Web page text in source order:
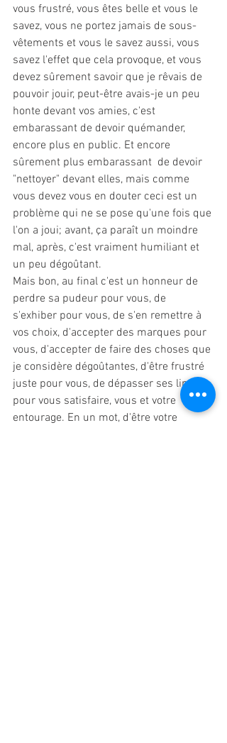
vous frustré, vous êtes belle et vous le
savez, vous ne portez jamais de sous-
vêtements et vous le savez aussi, vous
savez l'effet que cela provoque, et vous
devez sûrement savoir que je rêvais de
pouvoir jouir, peut-être avais-je un peu
honte devant vos amies, c'est
embarassant de devoir quémander,
encore plus en public. Et encore
sûrement plus embarassant  de devoir
"nettoyer" devant elles, mais comme
vous devez vous en douter ceci est un
problème qui ne se pose qu'une fois que
l'on a joui; avant, ça paraît un moindre
mal, après, c'est vraiment humiliant et
un peu dégoûtant.
Mais bon, au final c'est un honneur de
perdre sa pudeur pour vous, de
s'exhiber pour vous, de s'en remettre à
vos choix, d'accepter des marques pour
vous, d'accepter de faire des choses que
je considère dégoûtantes, d'être frustré
juste pour vous, de dépasser ses limites
pour vous satisfaire, vous et votre
entourage. En un mot, d'être votre